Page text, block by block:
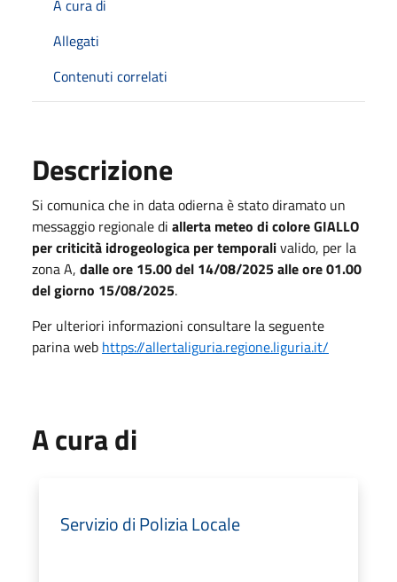
A cura di
Allegati
Contenuti correlati
Descrizione
Si comunica che in data odierna è stato diramato un
messaggio regionale di allerta meteo di colore GIALLO
per criticità idrogeologica per temporalivalido, per la
zona A, dalle ore 15.00 del 14/08/2025 alle ore 01.00
del giorno 15/08/2025.
Per ulteriori informazioni consultare la seguente
parina web https://allertaliguria.regione.liguria.it/
A cura di
Servizio di Polizia Locale